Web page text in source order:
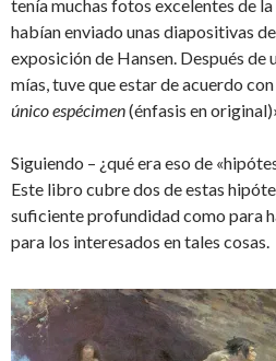
tenía muchas fotos excelentes de
habían enviado unas diapositivas
exposición de Hansen. Después de
mías, tuve que estar de acuerdo
único espécimen(énfasis en
Siguiendo – ¿qué era eso de
Este libro cubre dos de estas
suficiente profundidad como para
para los interesados en tales cosas.